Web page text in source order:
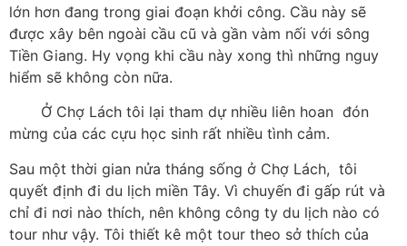
lớn hơn đang trong giai đoạn khởi công. Cầu này sẽ
được xây bên ngoài cầu cũ và gần vàm nối với sông
Tiền Giang. Hy vọng khi cầu này xong thì những nguy
hiểm sẽ không còn nữa.
Ở Chợ Lách tôi lại tham dự nhiều liên hoan đón
mừng của các cựu học sinh rất nhiều tình cảm.
Sau một thời gian nửa tháng sống ở Chợ Lách, tôi
quyết định đi du lịch miền Tây. Vì chuyến đi gấp rút và
chỉ đi nơi nào thích, nên không công ty du lịch nào có
tour như vậy. Tôi thiết kê một tour theo sở thích của